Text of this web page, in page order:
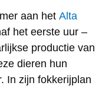
aan het Alta
het eerste uur –
productie van
dieren hun
In zijn fokkerijplan